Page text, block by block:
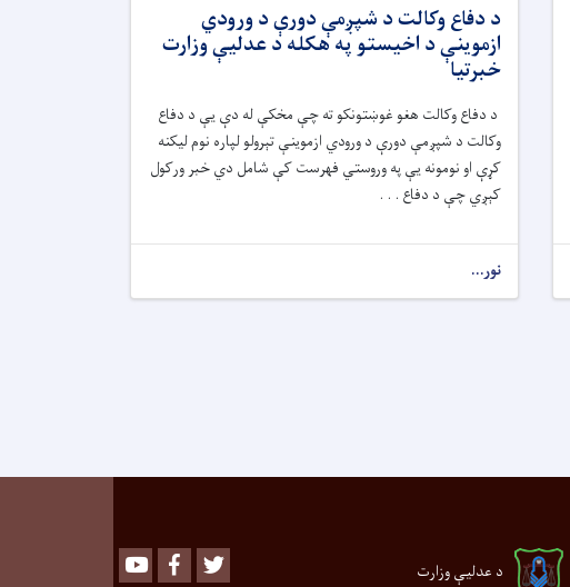
د دفاع وکالت د شپږمې دورې د ورودي
ازموینې د اخیستو په هکله د عدلیې وزارت
خبرتیا
د دفاع وکالت هغو غوښتونکو ته چې مخکې له دې یې د دفاع
وکالت د شپږمې دورې د ورودي ازموینې تېرولو لپاره نوم لیکنه
کړې او نومونه یې په وروستي فهرست کې شامل دي خبر ورکول
کېږي چې د دفاع . . .
نور...
د عدلیې وزارت Youtube Facebook